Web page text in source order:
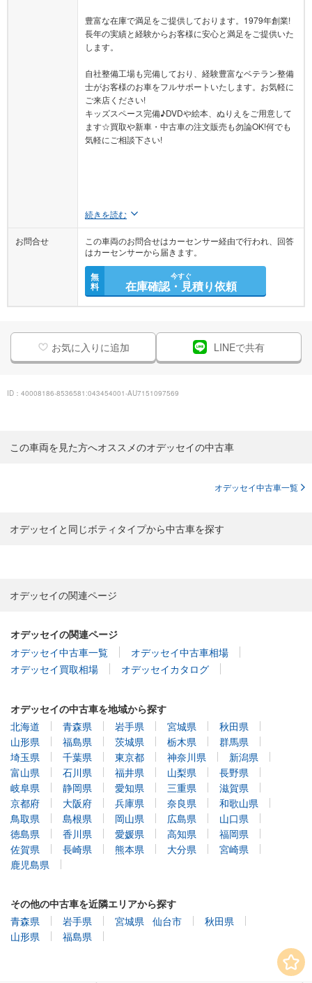
豊富な在庫で満足をご提供しております。1979年創業!
長年の実績と経験からお客様に安心と満足をご提供いた
します。
自社整備工場も完備しており、経験豊富なベテラン整備
士がお客様のお車をフルサポートいたします。お気軽に
ご来店ください!
キッズスペース完備♪DVDや絵本、ぬりえをご用意して
ます☆買取や新車・中古車の注文販売も勿論OK!何でも
気軽にご相談下さい!
続きを読む
お問合せ
この車両のお問合せはカーセンサー経由で行われ、回答
はカーセンサーから届きます。
無
料
今すぐ
在庫確認・見積り依頼
お気に入りに追加 LINEで共有
ID：40008186-8536581:043454001-AU7151097569
この車両を見た方へオススメのオデッセイの中古車
オデッセイ中古車一覧
オデッセイと同じボティタイプから中古車を探す
オデッセイの関連ページ
オデッセイの関連ページ
オデッセイ中古車一覧
オデッセイ中古車相場
オデッセイ買取相場
オデッセイカタログ
オデッセイの中古車を地域から探す
北海道
青森県 岩手県 宮城県
秋田県
山形県
福島県 茨城県 栃木県
群馬県
埼玉県
千葉県 東京都 神奈川県
新潟県
富山県
石川県 福井県 山梨県
長野県
岐阜県
静岡県 愛知県 三重県
滋賀県
京都府
大阪府 兵庫県 奈良県
和歌山県
鳥取県
島根県 岡山県 広島県
山口県
徳島県
香川県 愛媛県 高知県
福岡県
佐賀県
長崎県 熊本県 大分県
宮崎県
鹿児島県
その他の中古車を近隣エリアから探す
青森県
岩手県 宮城県 仙台市
秋田県
山形県
福島県